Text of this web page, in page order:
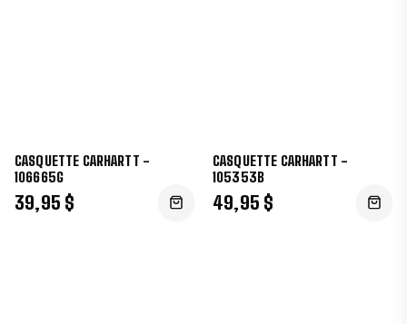
CASQUETTE CARHARTT -
106665G
39,95 $
CASQUETTE CARHARTT -
105353B
49,95 $